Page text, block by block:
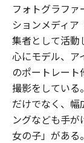
フォトグラフ
ションメディ
集者として活動
心にモデル、ア
のポートレート
撮影をしている
だけでなく、幅
ングなども手
女の子」がある。